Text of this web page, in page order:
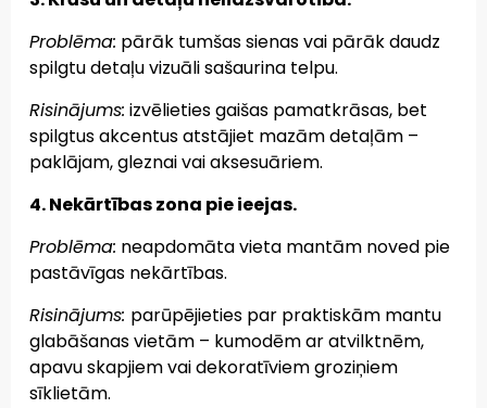
Problēma: pārāk tumšas sienas vai pārāk daudz
spilgtu detaļu vizuāli sašaurina telpu.
Risinājums: izvēlieties gaišas pamatkrāsas, bet
spilgtus akcentus atstājiet mazām detaļām –
paklājam, gleznai vai aksesuāriem.
4. Nekārtības zona pie ieejas.
Problēma: neapdomāta vieta mantām noved pie
pastāvīgas nekārtības.
Risinājums: parūpējieties par praktiskām mantu
glabāšanas vietām – kumodēm ar atvilktnēm,
apavu skapjiem vai dekoratīviem groziņiem
sīklietām.